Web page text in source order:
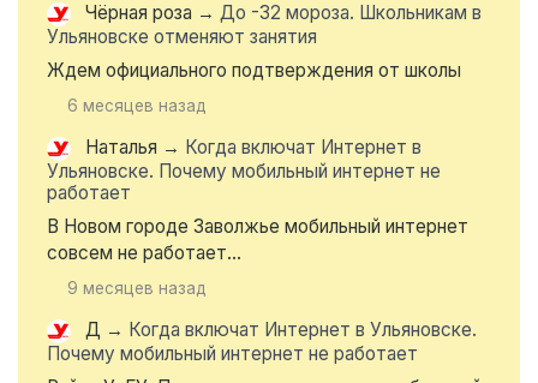
Чёрная роза → До -32 мороза. Школьникам в
Ульяновске отменяют занятия
Ждем официального подтверждения от школы
6 месяцев назад
Наталья → Когда включат Интернет в
Ульяновске. Почему мобильный интернет не
работает
В Новом городе Заволжье мобильный интернет
совсем не работает...
9 месяцев назад
Д → Когда включат Интернет в Ульяновске.
Почему мобильный интернет не работает